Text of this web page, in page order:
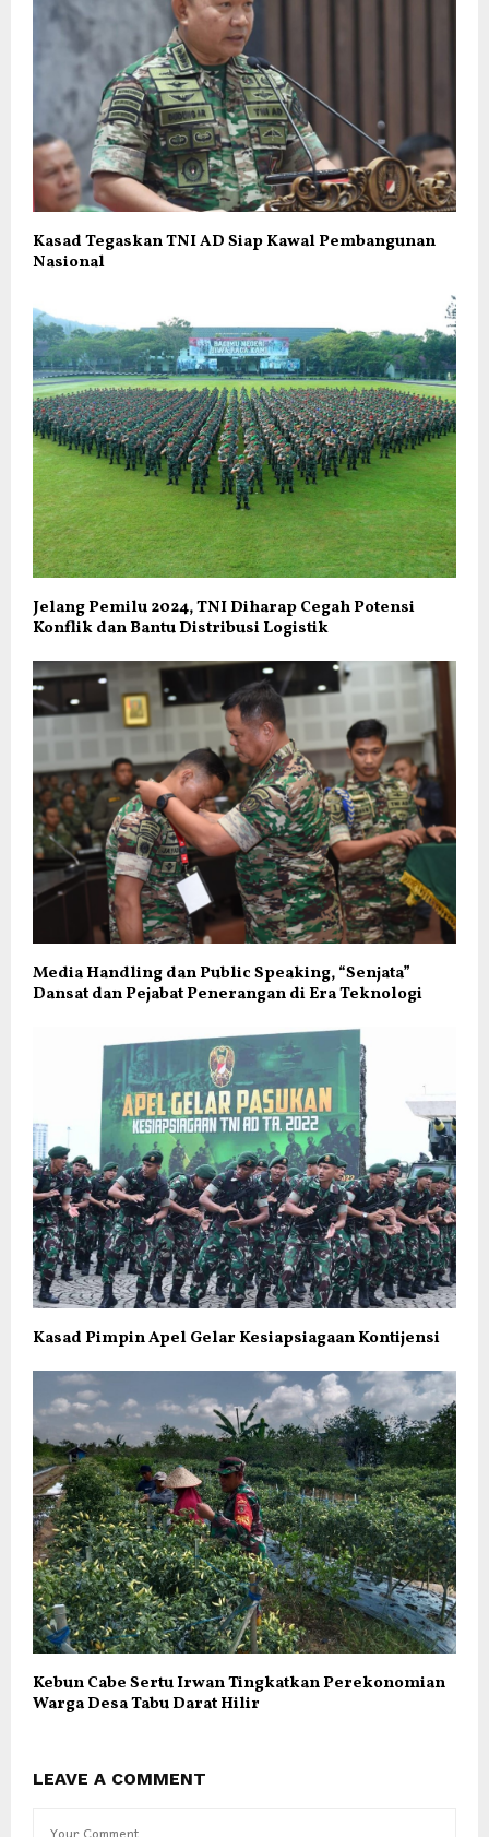
Kasad Tegaskan TNI AD Siap Kawal Pembangunan
Nasional
Jelang Pemilu 2024, TNI Diharap Cegah Potensi
Konflik dan Bantu Distribusi Logistik
Media Handling dan Public Speaking, “Senjata”
Dansat dan Pejabat Penerangan di Era Teknologi
Kasad Pimpin Apel Gelar Kesiapsiagaan Kontijensi
Kebun Cabe Sertu Irwan Tingkatkan Perekonomian
Warga Desa Tabu Darat Hilir
LEAVE A COMMENT